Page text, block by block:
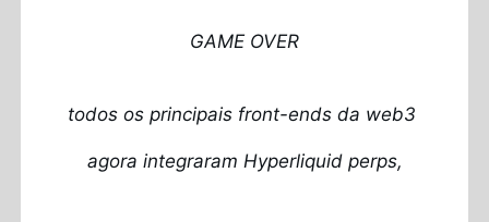
GAME OVER
todos os principais front-ends da web3
agora integraram Hyperliquid perps,